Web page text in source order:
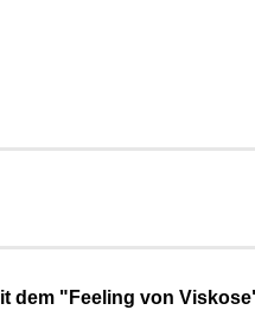
dem "Feeling von